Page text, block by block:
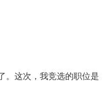
。这次，我竞选的职位是